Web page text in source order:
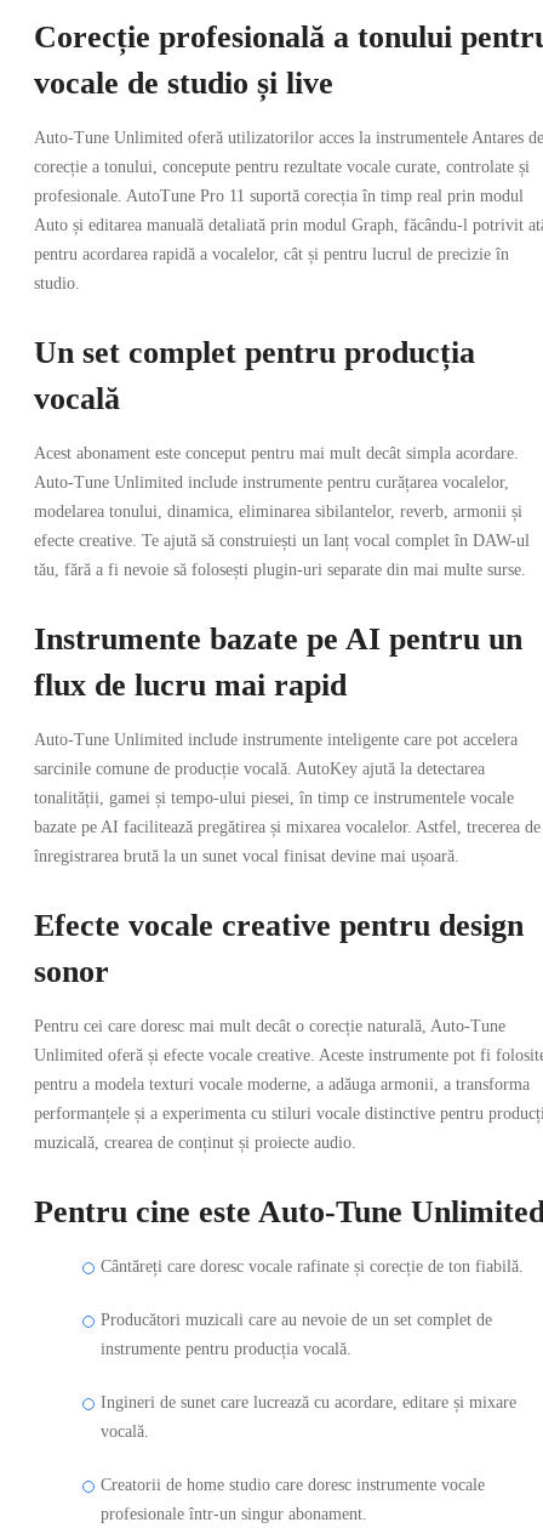
Corecție profesională a tonului
vocale de studio și live
Auto-Tune Unlimited oferă utilizatorilor acces la instrumentele Antares de
corecție a tonului, concepute pentru rezultate vocale curate, controlate și
profesionale. AutoTune Pro 11 suportă corecția în timp real prin modul
Auto și editarea manuală detaliată prin modul Graph, făcându-l potrivit
pentru acordarea rapidă a vocalelor, cât și pentru lucrul de precizie în
studio.
Un set complet pentru producția
vocală
Acest abonament este conceput pentru mai mult decât simpla acordare.
Auto-Tune Unlimited include instrumente pentru curățarea vocalelor,
modelarea tonului, dinamica, eliminarea sibilantelor, reverb, armonii și
efecte creative. Te ajută să construiești un lanț vocal complet în DAW-ul
tău, fără a fi nevoie să folosești plugin-uri separate din mai multe surse.
Instrumente bazate pe AI pentru un
flux de lucru mai rapid
Auto-Tune Unlimited include instrumente inteligente care pot accelera
sarcinile comune de producție vocală. AutoKey ajută la detectarea
tonalității, gamei și tempo-ului piesei, în timp ce instrumentele vocale
bazate pe AI facilitează pregătirea și mixarea vocalelor. Astfel, trecerea
înregistrarea brută la un sunet vocal finisat devine mai ușoară.
Efecte vocale creative pentru design
sonor
Pentru cei care doresc mai mult decât o corecție naturală, Auto-Tune
Unlimited oferă și efecte vocale creative. Aceste instrumente pot fi
pentru a modela texturi vocale moderne, a adăuga armonii, a transforma
performanțele și a experimenta cu stiluri vocale distinctive pentru
muzicală, crearea de conținut și proiecte audio.
Pentru cine este Auto-Tune
Cântăreți care doresc vocale rafinate și corecție de ton fiabilă.
Producători muzicali care au nevoie de un set complet de
instrumente pentru producția vocală.
Ingineri de sunet care lucrează cu acordare, editare și mixare
vocală.
Creatorii de home studio care doresc instrumente vocale
profesionale într-un singur abonament.